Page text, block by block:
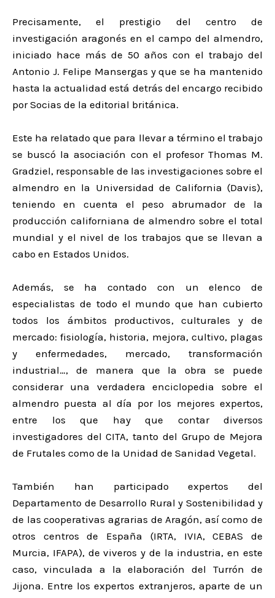
Precisamente, el prestigio del centro de
investigación aragonés en el campo del almendro,
iniciado hace más de 50 años con el trabajo del
Antonio J. Felipe Mansergas y que se ha mantenido
hasta la actualidad está detrás del encargo recibido
por Socias de la editorial británica.
Este ha relatado que para llevar a término el trabajo
se buscó la asociación con el profesor Thomas M.
Gradziel, responsable de las investigaciones sobre el
almendro en la Universidad de California (Davis),
teniendo en cuenta el peso abrumador de la
producción californiana de almendro sobre el total
mundial y el nivel de los trabajos que se llevan a
cabo en Estados Unidos.
Además, se ha contado con un elenco de
especialistas de todo el mundo que han cubierto
todos los ámbitos productivos, culturales y de
mercado: fisiología, historia, mejora, cultivo, plagas
y enfermedades, mercado, transformación
industrial…, de manera que la obra se puede
considerar una verdadera enciclopedia sobre el
almendro puesta al día por los mejores expertos,
entre los que hay que contar diversos
investigadores del CITA, tanto del Grupo de Mejora
de Frutales como de la Unidad de Sanidad Vegetal.
También han participado expertos del
Departamento de Desarrollo Rural y Sostenibilidad y
de las cooperativas agrarias de Aragón, así como de
otros centros de España (IRTA, IVIA, CEBAS de
Murcia, IFAPA), de viveros y de la industria, en este
caso, vinculada a la elaboración del Turrón de
Jijona. Entre los expertos extranjeros, aparte de un